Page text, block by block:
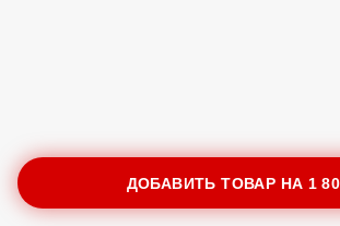
ДОБАВИТЬ ТОВАР НА 1